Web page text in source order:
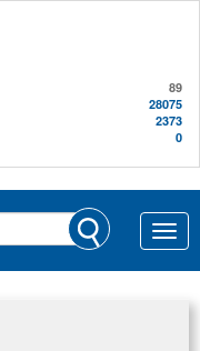
89
28075
2373
0
Toggle